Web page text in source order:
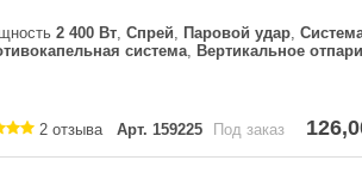
2 400 Вт, Спрей, Паровой удар,
система, Вертикальное
2 отзыва Арт. 159225 Под заказ